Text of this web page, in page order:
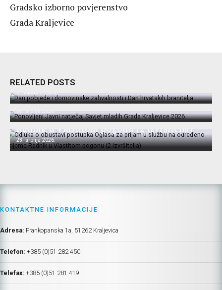
Gradsko izborno povjerenstvo
Grada Kraljevice
RELATED POSTS
hrvatskih branitelja
5. kolovoza 2026.
Ponovljeni Javni natječaj Savjet mladih
Grada Kraljevice 2026.
30. srpnja 2026.
Odluka o obustavi postupka Oglasa za
prijam u službu na određeno vrijeme
Radnik u Vlastitom pogonu (2 izvršitelja)
23. srpnja 2026.
KONTAKTNE INFORMACIJE
Adresa: Frankopanska 1a, 51262 Kraljevica
Telefon: +385 (0)51 282 450
Telefax: +385 (0)51 281 419